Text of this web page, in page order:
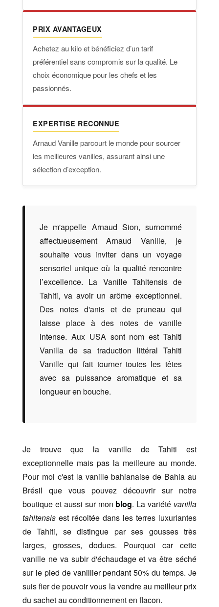
PRIX AVANTAGEUX
Achetez au kilo et bénéficiez d’un tarif
préférentiel sans compromis sur la qualité. Le
choix économique pour les chefs et les
passionnés.
EXPERTISE RECONNUE
Arnaud Vanille parcourt le monde pour sourcer
les meilleures vanilles, assurant ainsi une
sélection d’exception.
Je m'appelle Arnaud Sion, surnommé
affectueusement Arnaud Vanille, je
souhaite vous inviter dans un voyage
sensoriel unique où la qualité rencontre
l’excellence. La Vanille Tahitensis de
Tahiti, va avoir un arôme exceptionnel.
Des notes d'anis et de pruneau qui
laisse place à des notes de vanille
intense. Aux USA sont nom est Tahiti
Vanilla de sa traduction littéral Tahiti
Vanille qui fait tourner toutes les têtes
avec sa puissance aromatique et sa
longueur en bouche.
Je trouve que la vanille de Tahiti est
exceptionnelle mais pas la meilleure au monde.
Pour moi c'est la vanille bahianaise de Bahia au
Brésil que vous pouvez découvrir sur notre
boutique et aussi sur mon blog. La variété vanilla
tahitensis est récoltée dans les terres luxuriantes
de Tahiti, se distingue par ses gousses très
larges, grosses, dodues. Pourquoi car cette
vanille ne va subir d'échaudage et va être séché
sur le pied de vanillier pendant 50% du temps. Je
suis fier de pouvoir vous la vendre au meilleur prix
du sachet au conditionnement en flacon.